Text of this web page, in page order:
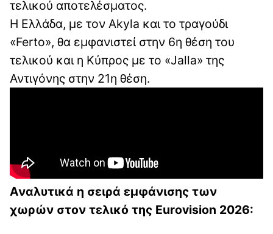
τελικού αποτελέσματος.
Η Ελλάδα, με τον Akyla και το τραγούδι
«Ferto», θα εμφανιστεί στην 6η θέση του
τελικού και η Κύπρος με το «Jalla» της
Αντιγόνης στην 21η θέση.
Αναλυτικά η σειρά εμφάνισης των
χωρών στον τελικό της Eurovision 2026: